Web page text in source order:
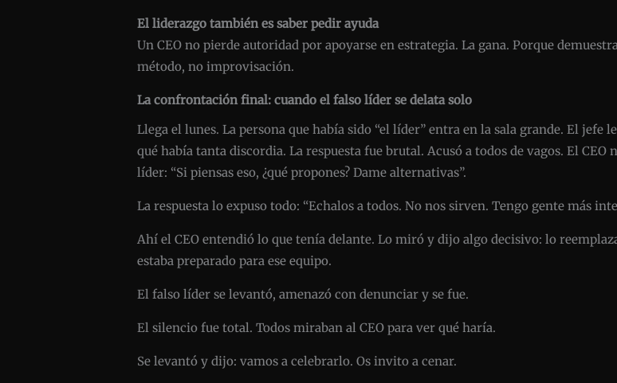
El liderazgo también es saber pedir ayuda
Un CEO no pierde autoridad por apoyarse en estrategia. La gana. Porque
método, no improvisación.
La confrontación final: cuando el falso líder se delata solo
Llega el lunes. La persona que había sido “el líder” entra en la sala grande. El jefe
qué había tanta discordia. La respuesta fue brutal. Acusó a todos de vagos. El
líder: “Si piensas eso, ¿qué propones? Dame alternativas”.
La respuesta lo expuso todo: “Echalos a todos. No nos sirven. Tengo gente más
Ahí el CEO entendió lo que tenía delante. Lo miró y dijo algo decisivo: lo
estaba preparado para ese equipo.
El falso líder se levantó, amenazó con denunciar y se fue.
El silencio fue total. Todos miraban al CEO para ver qué haría.
Se levantó y dijo: vamos a celebrarlo. Os invito a cenar.